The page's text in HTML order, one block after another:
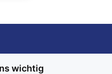
wichtig
Vollzeit ab sofort